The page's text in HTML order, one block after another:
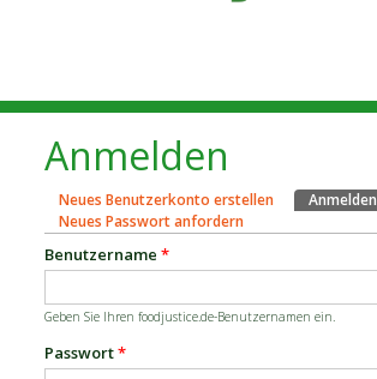
Anmelden
Haupt-Reiter
Neues Benutzerkonto erstellen Anmelden
Neues Passwort anfordern
Benutzername*
Geben Sie Ihren foodjustice.de-Benutzernamen ein.
Passwort*